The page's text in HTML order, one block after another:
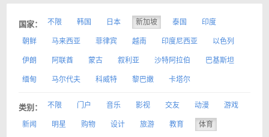
国家： 不限 韩国 日本 新加坡 泰国
印度
朝鲜
马来西亚 菲律宾 越南 印度尼西亚
以色列
伊朗
阿联酋 蒙古 叙利亚 沙特阿拉伯
巴基斯坦
缅甸
马尔代夫 科威特 黎巴嫩 卡塔尔
类别： 不限 门户 音乐 影视 交友 动漫
游戏
新闻
明星 购物 设计 旅游 教育
体育